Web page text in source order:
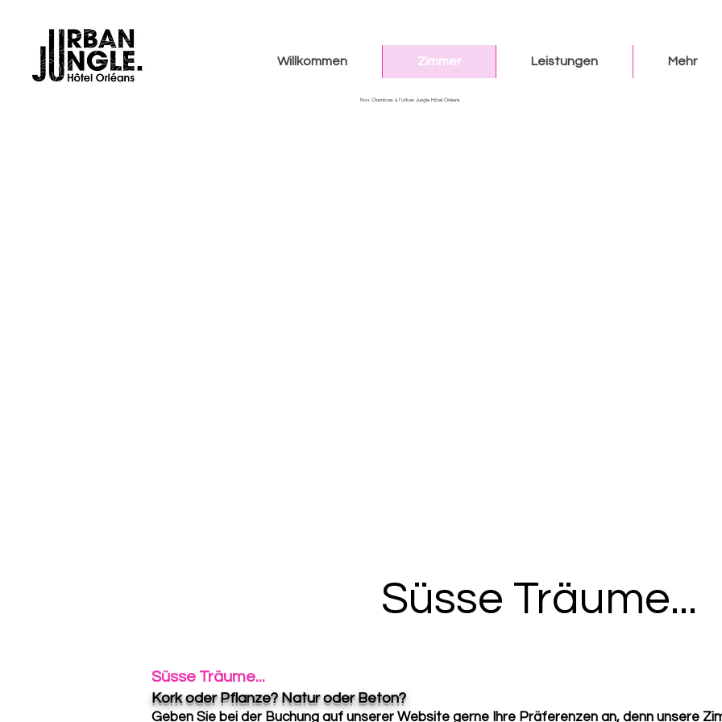
Willkommen Zimmer Leistungen Mehr
Nos Chambres à l’Urban Jungle Hôtel Orléans
Süsse Träume...
Süsse Träume...
Kork oder Pflanze? Natur oder Beton?
Geben Sie bei der Buchung auf unserer Website gerne Ihre Präferenzen an, denn unsere